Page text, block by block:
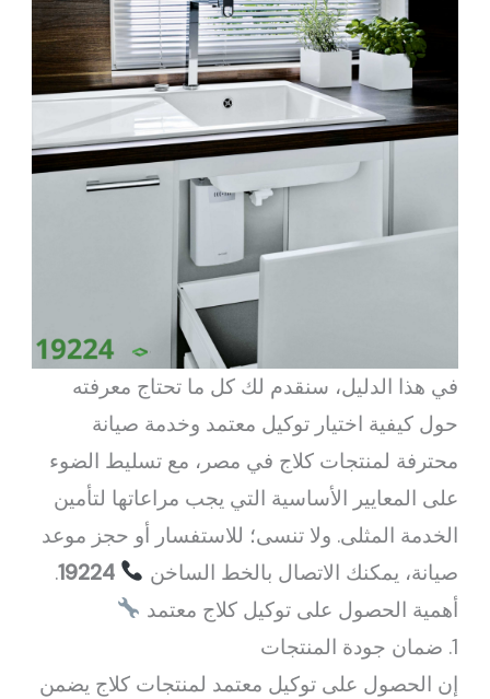
في هذا الدليل، سنقدم لك كل ما تحتاج معرفته
حول كيفية اختيار توكيل معتمد وخدمة صيانة
محترفة لمنتجات كلاج في مصر، مع تسليط الضوء
على المعايير الأساسية التي يجب مراعاتها لتأمين
الخدمة المثلى. ولا تنسى؛ للاستفسار أو حجز موعد
صيانة، يمكنك الاتصال بالخط الساخن
.
أهمية الحصول على توكيل كلاج معتمد
1. ضمان جودة المنتجات
إن الحصول على توكيل معتمد لمنتجات كلاج يضمن